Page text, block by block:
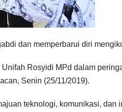
dan memperbarui diri
Rosyidi MPd dalam
Senin (25/11/2019).
teknologi, komunikasi, dan